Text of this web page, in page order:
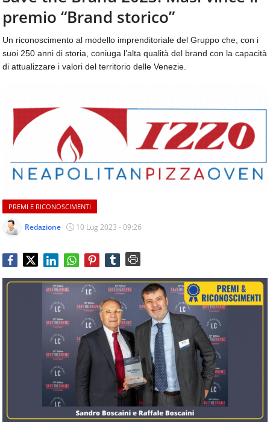
aggiornamenti
quotidiani
temi
come
ospitalità,
&
beverage,
catering
e
quotidiani
mondo
dell'alimentazione,
dei
consumi
Service
comparto
CONTATTI
premio “Brand storico”
Un riconoscimento al modello imprenditoriale del Gruppo che, con i
suoi 250 anni di storia, coniuga l’alta qualità del brand con la capacità
di attualizzare i valori del territorio delle Venezie.
PREMI E RICONOSCIMENTI
Redazione 10 Lug 2023 - 09:26